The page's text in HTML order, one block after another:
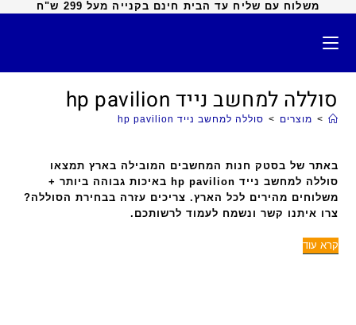
משלוח עם שליח עד הבית חינם בקנייה מעל 299 ש"ח
סוללה למחשב נייד hp pavilion
> מוצרים > סוללה למחשב נייד hp pavilion
באתר של בסטק חנות המחשבים המובילה בארץ תמצאו
סוללה למחשב נייד hp pavilion באיכות גבוהה ביותר +
משלוחים מהירים לכל הארץ. צריכים עזרה בבחירת הסוללה?
צרו איתנו קשר ונשמח לעמוד לרשותכם.
קרא עוד